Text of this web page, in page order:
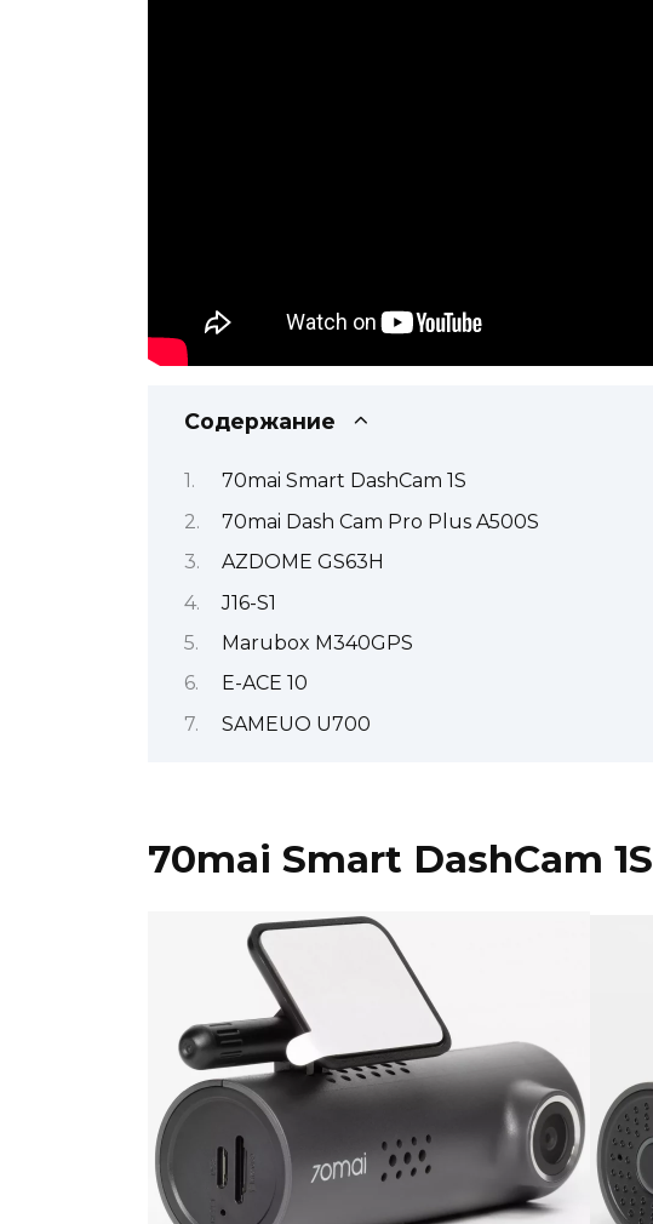
Содержание
70mai Smart DashCam 1S
70mai Dash Cam Pro Plus A500S
AZDOME GS63H
J16-S1
Marubox M340GPS
E-ACE 10
SAMEUO U700
70mai Smart DashCam 1S